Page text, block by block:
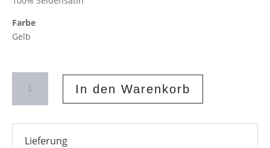
Farbe
Gelb
Haarreif
Gelb
In den Warenkorb
Lieferung